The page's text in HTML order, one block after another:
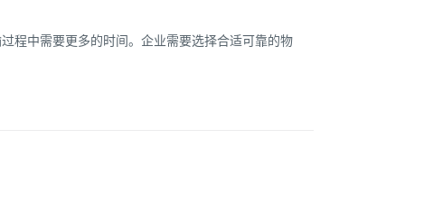
程中需要更多的时间。企业需要选择合适可靠的物